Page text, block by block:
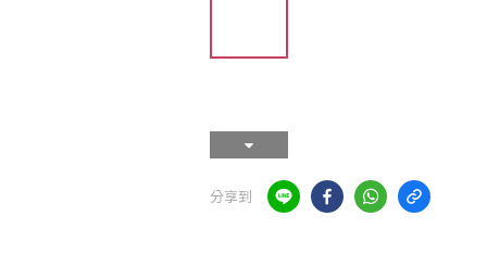
分享到